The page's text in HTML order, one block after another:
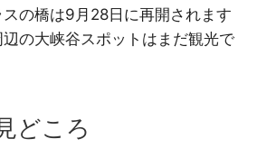
の橋は9月28日に再開されます
の大峡谷スポットはまだ観光で
どころ